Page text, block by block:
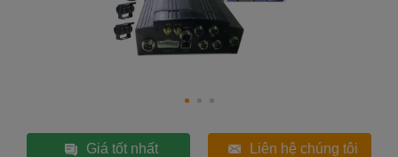
Giá tốt nhất Liên hệ chúng tôi